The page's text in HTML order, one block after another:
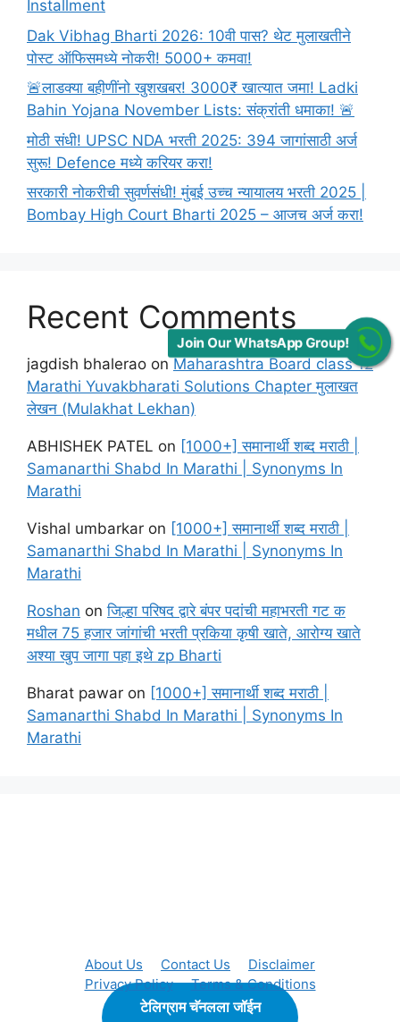
Installment
Dak Vibhag Bharti 2026: 10वी पास? थेट मुलाखतीने
पोस्ट ऑफिसमध्ये नोकरी! 5000+ कमवा!
🚨लाडक्या बहीणींनो खुशखबर! 3000₹ खात्यात जमा! Ladki
Bahin Yojana November Lists: संक्रांती धमाका! 🚨
मोठी संधी! UPSC NDA भरती 2025: 394 जागांसाठी अर्ज
सुरू! Defence मध्ये करियर करा!
सरकारी नोकरीची सुवर्णसंधी! मुंबई उच्च न्यायालय भरती 2025 |
Bombay High Court Bharti 2025 – आजच अर्ज करा!
Recent Comments
jagdish bhalerao onMaharashtra Board class 12
Marathi Yuvakbharati Solutions Chapter मुलाखत
लेखन (Mulakhat Lekhan)
ABHISHEK PATEL on [1000+] समानार्थी शब्द मराठी |
Samanarthi Shabd In Marathi | Synonyms In
Marathi
Vishal umbarkar on [1000+] समानार्थी शब्द मराठी |
Samanarthi Shabd In Marathi | Synonyms In
Marathi
Roshan onजिल्हा परिषद द्वारे बंपर पदांची महाभरती गट क
मधील 75 हजार जांगांची भरती प्रकिया कृषी खाते, आरोग्य खाते
अश्या खुप जागा पहा इथे zp Bharti
Bharat pawar on [1000+] समानार्थी शब्द मराठी |
Samanarthi Shabd In Marathi | Synonyms In
Marathi
टेलिग्राम चॅनलला जॉईन
About Us Contact Us
Disclaimer
Privacy Policy
Terms & Conditions
Join Our WhatsApp Group!